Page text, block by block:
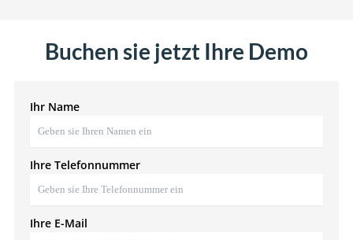
Buchen sie jetzt Ihre Demo
Ihr Name
Ihre Telefonnummer
Ihre E-Mail